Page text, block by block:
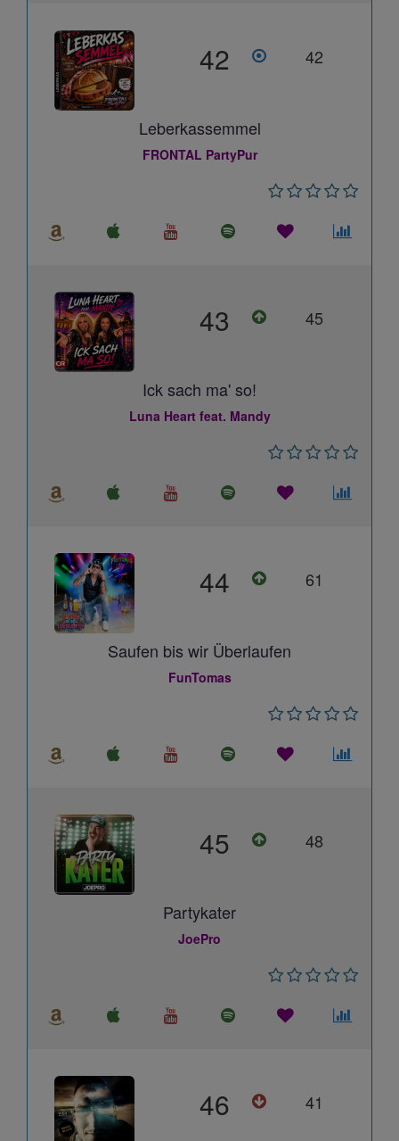
42 42
Leberkassemmel
FRONTAL PartyPur
43 45
Ick sach ma' so!
Luna Heart feat. Mandy
44 61
Saufen bis wir Überlaufen
FunTomas
45 48
Partykater
JoePro
46 41